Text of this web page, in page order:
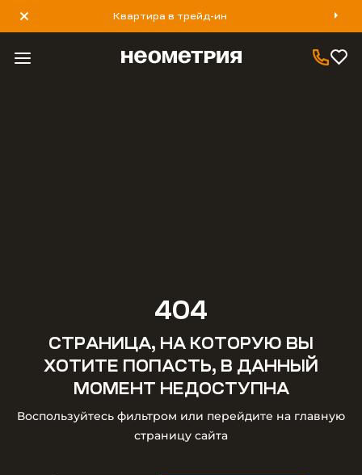
Квартира в трейд-ин
8 800 777 40 93
404
СТРАНИЦА, НА КОТОРУЮ ВЫ
ХОТИТЕ ПОПАСТЬ, В ДАННЫЙ
МОМЕНТ НЕДОСТУПНА
Воспользуйтесь фильтром или перейдите на главную
страницу сайта